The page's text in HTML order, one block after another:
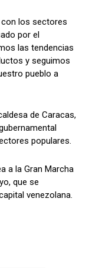
los sectores
por el
las tendencias
y seguimos
pueblo a
de Caracas,
populares.
a la Gran Marcha
que se
venezolana.